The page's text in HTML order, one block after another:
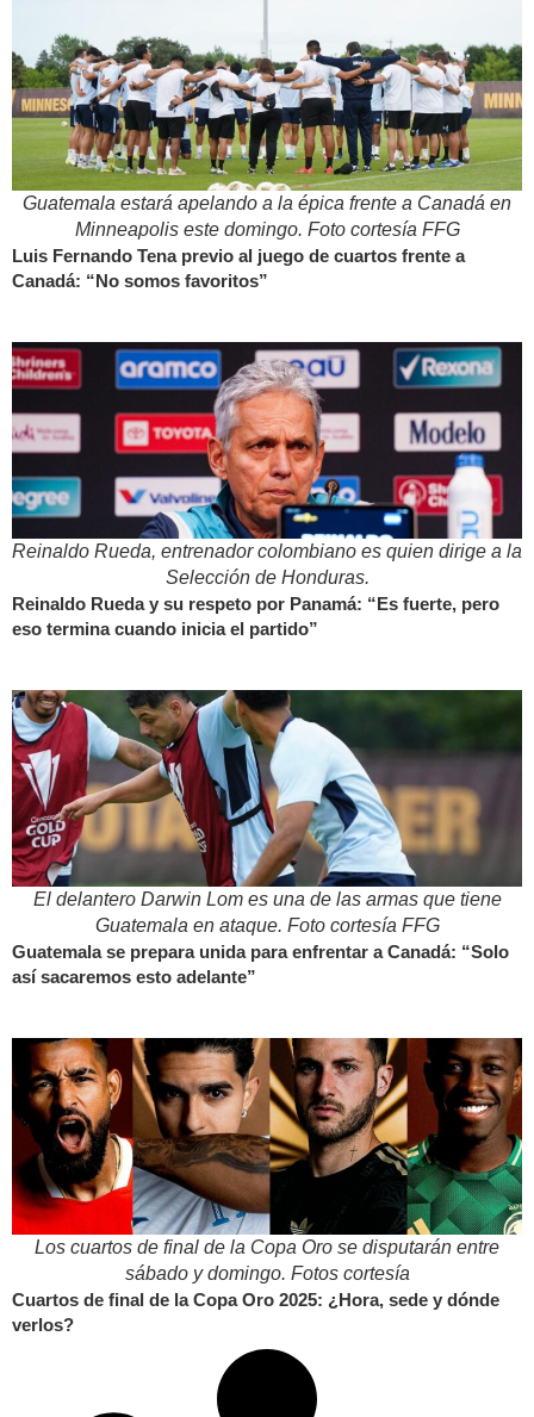
Guatemala estará apelando a la épica frente a Canadá en
Minneapolis este domingo. Foto cortesía FFG
Luis Fernando Tena previo al juego de cuartos frente a
Canadá: “No somos favoritos”
Reinaldo Rueda, entrenador colombiano es quien dirige a la
Selección de Honduras.
Reinaldo Rueda y su respeto por Panamá: “Es fuerte, pero
eso termina cuando inicia el partido”
El delantero Darwin Lom es una de las armas que tiene
Guatemala en ataque. Foto cortesía FFG
Guatemala se prepara unida para enfrentar a Canadá: “Solo
así sacaremos esto adelante”
Los cuartos de final de la Copa Oro se disputarán entre
sábado y domingo. Fotos cortesía
Cuartos de final de la Copa Oro 2025: ¿Hora, sede y dónde
verlos?